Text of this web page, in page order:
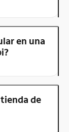
en una
de